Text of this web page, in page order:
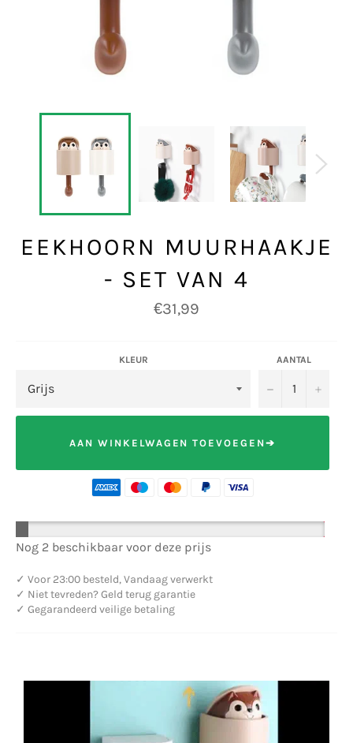
EEKHOORN MUURHAAKJE
- SET VAN 4
Normale
prijs
€31,99
KLEUR AANTAL
− +
AAN WINKELWAGEN TOEVOEGEN➔
Nog 2 beschikbaar voor deze prijs
✓ Voor 23:00 besteld, Vandaag verwerkt
✓ Niet tevreden? Geld terug garantie
✓ Gegarandeerd veilige betaling